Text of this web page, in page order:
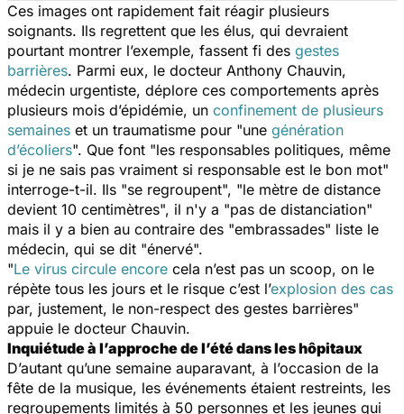
Ces images ont rapidement fait réagir plusieurs
soignants. Ils regrettent que les élus, qui devraient
pourtant montrer l’exemple, fassent fi des gestes
barrières. Parmi eux, le docteur Anthony Chauvin,
médecin urgentiste, déplore ces comportements après
plusieurs mois d’épidémie, un confinement de plusieurs
semaines et un traumatisme pour "une génération
d’écoliers". Que font "les responsables politiques, même
si je ne sais pas vraiment si responsable est le bon mot"
interroge-t-il. Ils "se regroupent", "le mètre de distance
devient 10 centimètres", il n'y a "pas de distanciation"
mais il y a bien au contraire des "embrassades" liste le
médecin, qui se dit "énervé".
"Le virus circule encore cela n’est pas un scoop, on le
répète tous les jours et le risque c’est l’explosion des cas
par, justement, le non-respect des gestes barrières"
appuie le docteur Chauvin.
Inquiétude à l’approche de l’été dans les hôpitaux
D’autant qu’une semaine auparavant, à l’occasion de la
fête de la musique, les événements étaient restreints, les
regroupements limités à 50 personnes et les jeunes qui